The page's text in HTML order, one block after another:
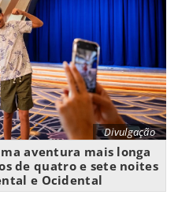
Divulgação
aventura mais longa
de quatro e sete noites
e Ocidental